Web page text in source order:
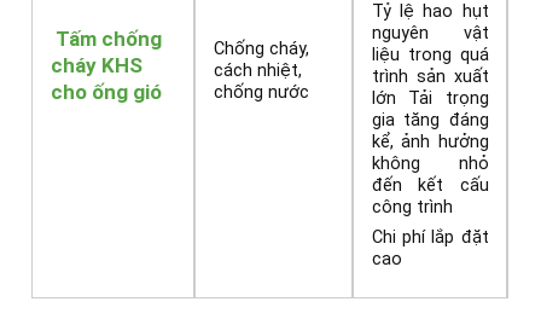
Tấm chống
cháy KHS
cho ống gió
Chống cháy,
cách nhiệt,
chống nước
Tỷ lệ hao hụt
nguyên vật
liệu trong quá
trình sản xuất
lớn Tải trọng
gia tăng đáng
kể, ảnh hưởng
không nhỏ
đến kết cấu
công trình
Chi phí lắp đặt
cao